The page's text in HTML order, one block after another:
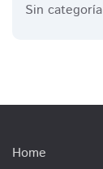
Sin categoría
Home